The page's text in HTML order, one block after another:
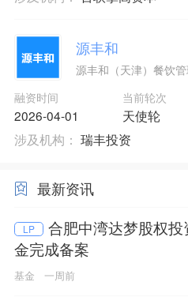
源丰和
源丰和（天津）餐饮
融资时间
2026-04-01
当前轮次
天使轮
涉及机构： 瑞丰投资
最新资讯
LP
合肥中湾达梦股权投
金完成备案
基金 一周前